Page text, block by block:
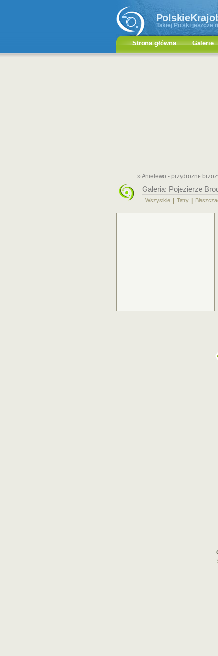
Takiej Polski jeszcze
Strona główna Galerie
» Anielewo - przydrożne
Galeria: Pojezierze
Wszystkie Tatry